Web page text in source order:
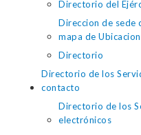
Directorio del
Direccion de sede
mapa de Ubicacion
Directorio
Directorio de los
contacto
Directorio de los
electrónicos